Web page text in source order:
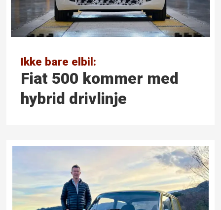
Ikke bare elbil:
Fiat 500 kommer med
hybrid drivlinje